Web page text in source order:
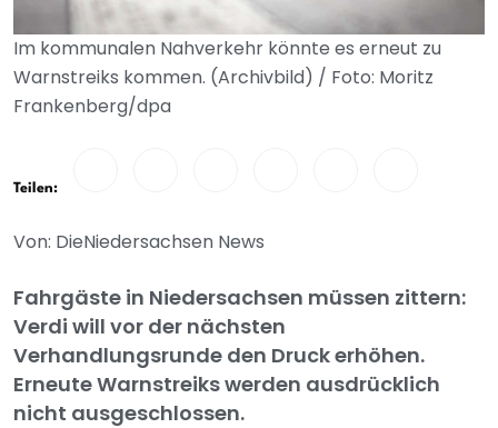
Im kommunalen Nahverkehr könnte es erneut zu
Warnstreiks kommen. (Archivbild) / Foto: Moritz
Frankenberg/dpa
Teilen:
Von: DieNiedersachsen News
Fahrgäste in Niedersachsen müssen zittern:
Verdi will vor der nächsten
Verhandlungsrunde den Druck erhöhen.
Erneute Warnstreiks werden ausdrücklich
nicht ausgeschlossen.